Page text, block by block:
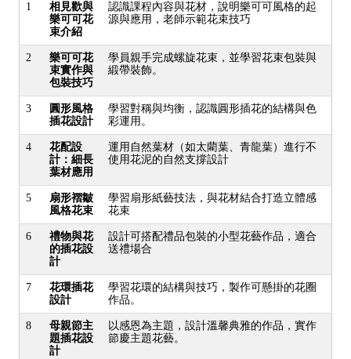
1
相見歡與
樂可可花
束介紹
認識課程內容與花材，說明樂可可風格的起
源與應用，老師示範花束技巧
2
樂可可花
束實作與
包裝技巧
學員親手完成螺旋花束，並學習花束包裝與
緞帶裝飾。
3
圓形風格
插花設計
學習對稱與均衡，認識圓形插花的結構與色
彩運用。
4
花配設
計：細長
葉材應用
運用自然葉材（如太藺葉、青龍葉）進行不
使用花泥的自然支撐設計
5
扇形褶皺
風格花束
學習扇形紙藝技法，與花材結合打造立體感
花束
6
禮物與花
的插花設
計
設計可搭配禮品包裝的小型花藝作品，適合
送禮場合
7
花環插花
設計
學習花環的結構與技巧，製作可懸掛的花圈
作品。
8
母親節主
題插花設
計
以感恩為主題，設計溫馨典雅的作品，實作
節慶主題花藝。